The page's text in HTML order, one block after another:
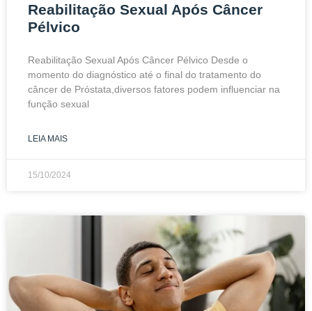
Reabilitação Sexual Após Câncer
Pélvico
Reabilitação Sexual Após Câncer Pélvico Desde o
momento do diagnóstico até o final do tratamento do
câncer de Próstata,diversos fatores podem influenciar na
função sexual
LEIA MAIS
15/10/2024